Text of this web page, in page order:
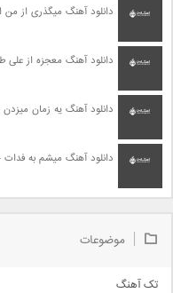
دانلود آهنگ میگذری از
دانلود آهنگ معجزه از علی
دانلود آهنگ یه زمان
دانلود آهنگ میشم به
موضوعات
تک آهنگ